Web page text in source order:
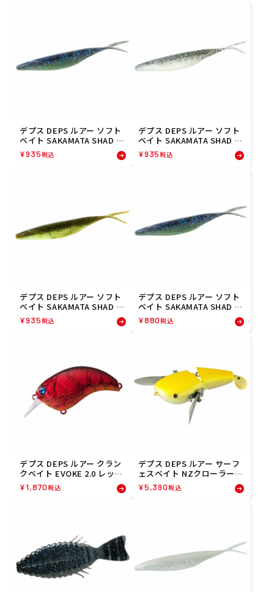
デプス DEPS ルアー ソフト
ベイト SAKAMATA SHAD 8
スプレイドグラス(139) 454
4565690390 フィッシング
¥935税込
デプス DEPS ルアー ソフト
ベイト SAKAMATA SHAD 8
シルバーシャッド(127) 454
4565690277 フィッシング
¥935税込
デプス DEPS ルアー ソフト
ベイト SAKAMATA SHAD 8
グリーンパンプキン・チャ
ートリュース(52) 45445656
¥935税込
デプス DEPS ルアー ソフト
ベイト SAKAMATA SHAD 6
スプレイドグラス(139) 454
4565688397 フィッシング
¥880税込
デプス DEPS ルアー クラン
クベイト EVOKE 2.0 レッド
クロー(05) 4544565208052
フィッシング 釣り
¥1,870税込
デプス DEPS ルアー サーフ
ェスベイト NZクローラーJr.
アルビノナマズ(03) 454456
5034033 フィッシング 釣り
¥5,390税込